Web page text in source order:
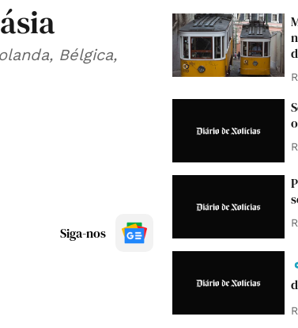
Bélgica,
Siga-nos